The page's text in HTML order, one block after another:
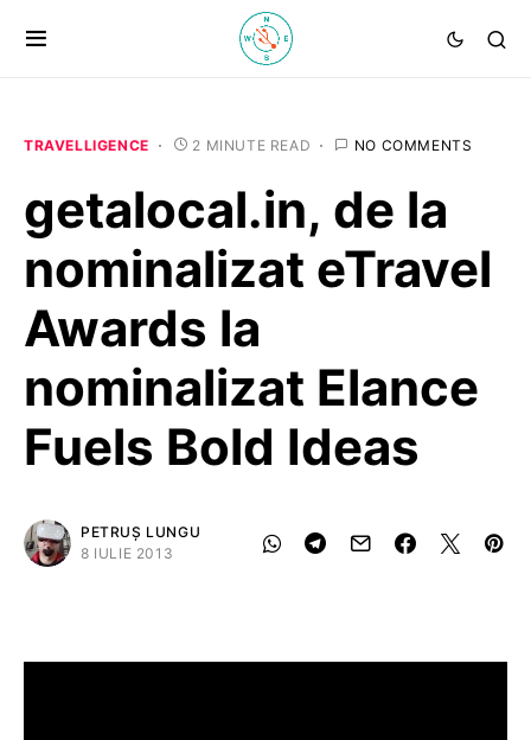
TRAVELLIGENCE 2 MINUTE READ NO COMMENTS
getalocal.in, de la
nominalizat eTravel
Awards la
nominalizat Elance
Fuels Bold Ideas
PETRUȘ LUNGU
8 IULIE 2013